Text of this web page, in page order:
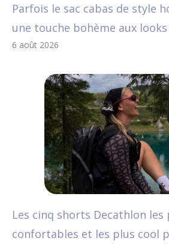
Parfois le sac cabas de style
une touche bohème aux
6 août 2026
Les cinq shorts Decathlon les
confortables et les plus cool